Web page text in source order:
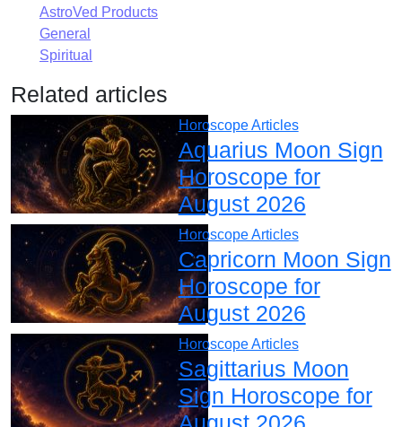
AstroVed Products
General
Spiritual
Related articles
Horoscope Articles
Aquarius Moon Sign
Horoscope for
August 2026
Horoscope Articles
Capricorn Moon Sign
Horoscope for
August 2026
Horoscope Articles
Sagittarius Moon
Sign Horoscope for